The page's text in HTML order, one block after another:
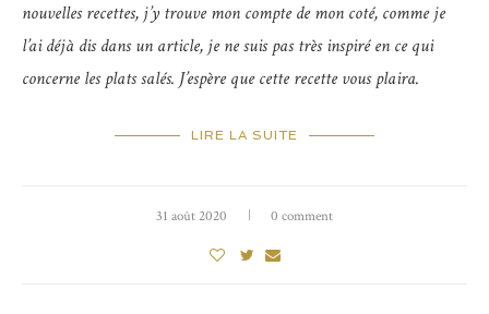
nouvelles recettes, j’y trouve mon compte de mon coté, comme je
l’ai déjà dis dans un article, je ne suis pas très inspiré en ce qui
concerne les plats salés. J’espère que cette recette vous plaira.
LIRE LA SUITE
31 août 2020 0 comment